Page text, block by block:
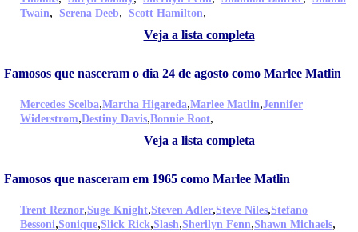
Twain, Serena Deeb, Scott Hamilton,
Veja a lista completa
Famosos que nasceram o dia 24 de agosto como Marlee Matlin
Mercedes Scelba,Martha Higareda,Marlee Matlin,Jennifer
Widerstrom,Destiny Davis,Bonnie Root,
Veja a lista completa
Famosos que nasceram em 1965 como Marlee Matlin
Trent Reznor,Suge Knight,Steven Adler,Steve Niles,Stefano
Bessoni,Sonique,Slick Rick,Slash,Sherilyn Fenn,Shawn Michaels,